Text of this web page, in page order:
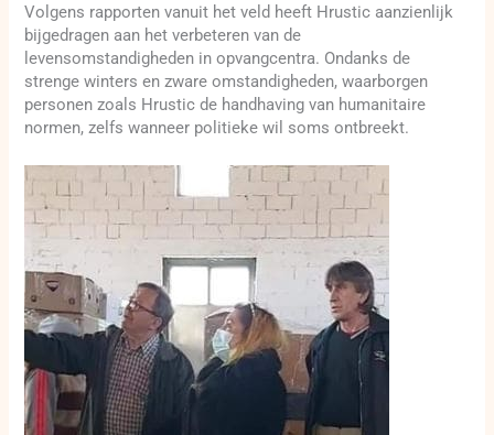
Volgens rapporten vanuit het veld heeft Hrustic aanzienlijk
bijgedragen aan het verbeteren van de
levensomstandigheden in opvangcentra. Ondanks de
strenge winters en zware omstandigheden, waarborgen
personen zoals Hrustic de handhaving van humanitaire
normen, zelfs wanneer politieke wil soms ontbreekt.